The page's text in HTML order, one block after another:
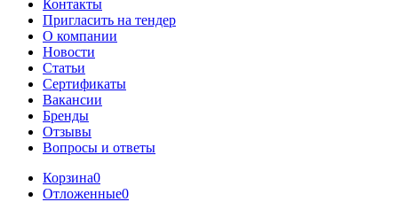
Контакты
Пригласить на тендер
О компании
Новости
Статьи
Сертификаты
Вакансии
Бренды
Отзывы
Вопросы и ответы
Корзина0
Отложенные0